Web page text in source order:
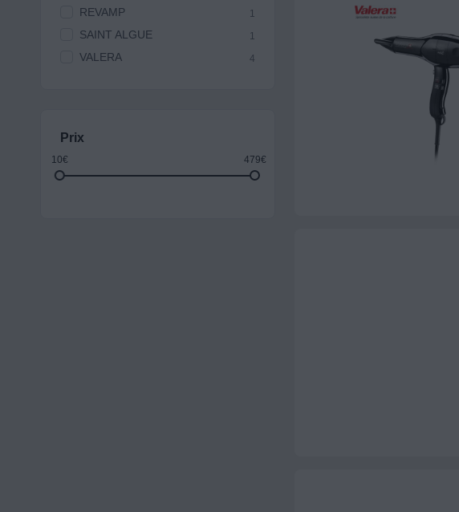
REVAMP 1
SAINT ALGUE 1
VALERA 4
Prix
10€ 479€